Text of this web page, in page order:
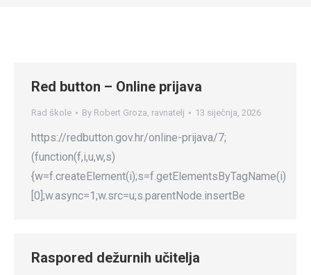
Red button – Online prijava
Rad škole By Robert Groza, ravnatelj 13 siječnja, 2026
https://redbutton.gov.hr/online-prijava/7;
(function(f,i,u,w,s)
{w=f.createElement(i);s=f.getElementsByTagName(i)
[0];w.async=1;w.src=u;s.parentNode.insertBe
Raspored dežurnih učitelja